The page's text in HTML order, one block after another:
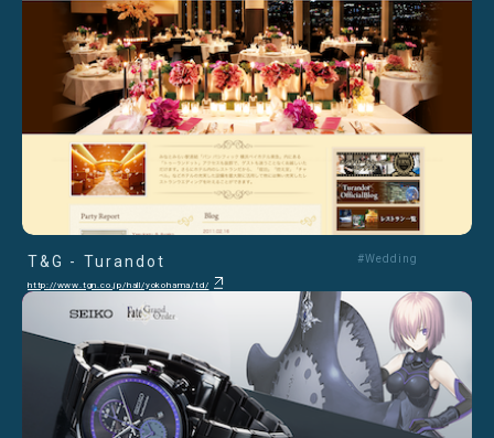
T&G - Turandot
http://www.tgn.co.jp/hall/yokohama/td/
#Wedding